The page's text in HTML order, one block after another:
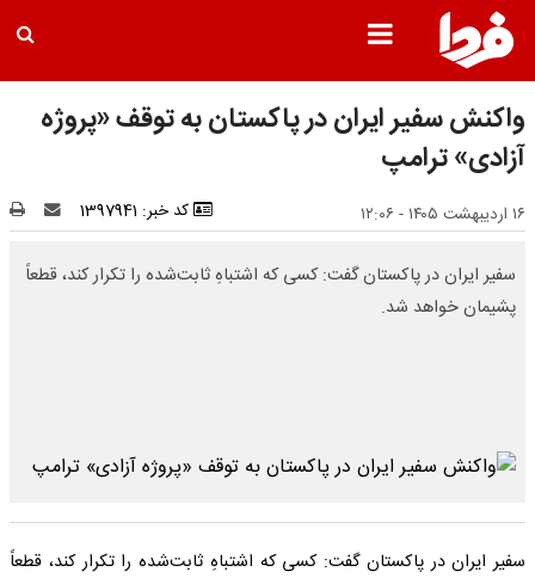
واکنش سفیر ایران در پاکستان به توقف «پروژه
آزادی» ترامپ
۱۶ اردیبهشت ۱۴۰۵ - ۱۲:۰۶ کد خبر: 1397941
سفیر ایران در پاکستان گفت: کسی که اشتباهِ ثابت‌شده را تکرار کند، قطعاً
پشیمان خواهد شد.
سفیر ایران در پاکستان گفت: کسی که اشتباهِ ثابت‌شده را تکرار کند، قطعاً